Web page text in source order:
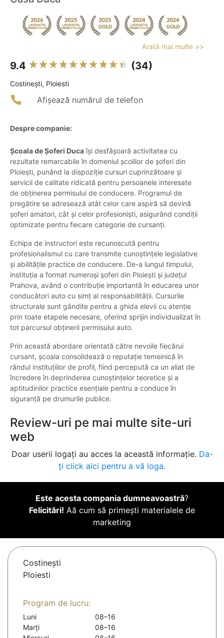
Arată mai multe >>
9.4 (34)
Costineşti, Ploiesti
Afișează numărul de telefon
Despre companie:
Școala de Șoferi Ducaîși desfășoară activitatea cu
rezultate remarcabile în domeniul școlilor de șoferi din
Ploiești, punând la dispoziție cursuri cuprinzătoare și
servicii de calitate ridicată pentru persoanele interesate
de obținerea permisului de conducere. Programul de
pregătire se adresează atât celor care aspiră să devină
șoferi amatori, cât și celor profesioniști, asigurând condiții
optimizate pentru fiecare categorie de cursanți.
Echipa de instructori este recunoscută pentru
profesionalismul cu care transmite cunoștințele legislative
și abilitățile practice de conducere. De-a lungul timpului,
instituția a format numeroși șoferi din Ploiești și județul
Prahova, având o contribuție importantă în educarea unor
conducători auto cu simț al responsabilității. Cursurile
structurale sunt gândite pentru a ghida elevii cu atenție
prin toate etapele necesare, oferind sprijin individualizat în
tot parcursul obținerii permisului auto.
Prin această abordare orientată către nevoile fiecărui
cursant, școala consolidează o reputație temeinică în
rândul instituțiilor de profil, fiind percepută ca un aliat de
încredere în deprinderea cunoștințelor teoretice și a
aptitudinilor practice esențiale pentru a conduce în
siguranță pe drumurile publice.
Review-uri pe mai multe site-uri
web
Doar userii logați au acces la această informație. Da-
ți click aici pentru a vă loga.
Este acesta compania dumneavoastră?
Felicitări! Aă cum să primești materialele de
marketing
Costineşti
Ploiesti
Program de lucru:
Luni
08–16
Marți
08–16